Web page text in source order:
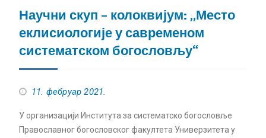
Научни скуп – колоквијум: „Место
еклисиологије у савременом
систематском богословљу“
11. фебруар 2021.
У организацији Института за систематско богословље
Православног богословског факултета Универзитета у